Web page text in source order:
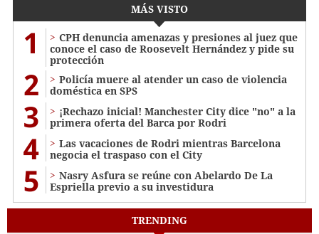
MÁS VISTO
1
CPH denuncia amenazas y presiones al juez que
conoce el caso de Roosevelt Hernández y pide su
protección
2
Policía muere al atender un caso de violencia
doméstica en SPS
3
¡Rechazo inicial! Manchester City dice "no" a la
primera oferta del Barca por Rodri
4
Las vacaciones de Rodri mientras Barcelona
negocia el traspaso con el City
5
Nasry Asfura se reúne con Abelardo De La
Espriella previo a su investidura
TRENDING